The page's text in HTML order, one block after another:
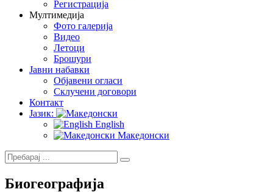
Регистрација
Мултимедија
Фото галерија
Видео
Летоци
Брошури
Јавни набавки
Објавени огласи
Склучени договори
Контакт
Јазик:
English
Македонски
Биогеографија